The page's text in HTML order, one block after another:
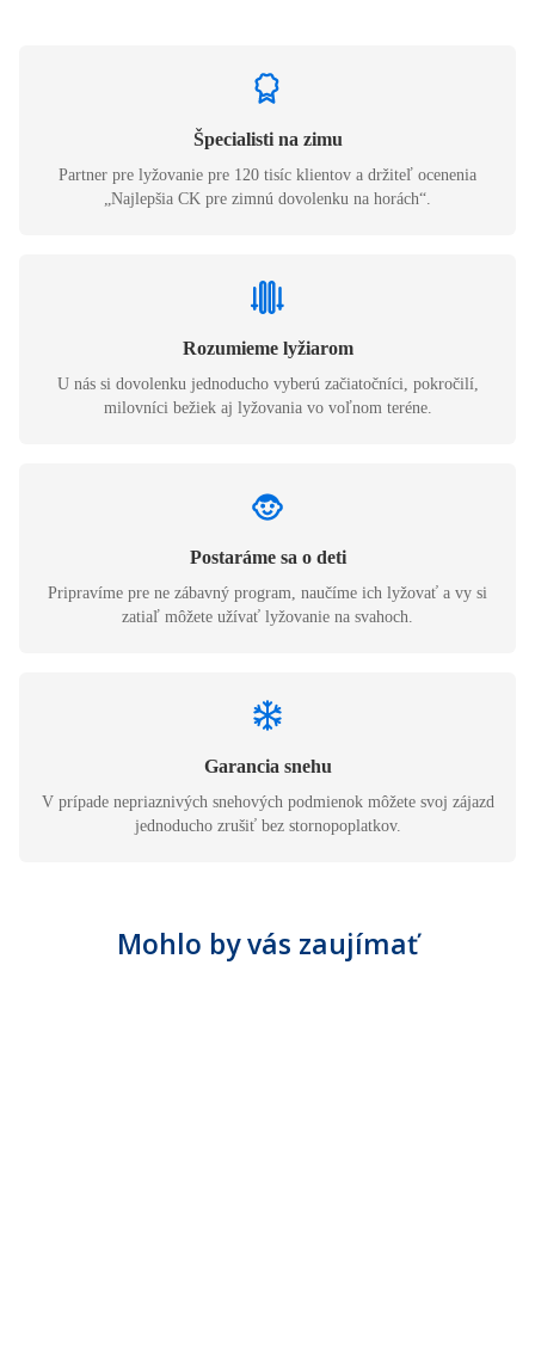
Špecialisti na zimu
Partner pre lyžovanie pre 120 tisíc klientov a držiteľ ocenenia
„Najlepšia CK pre zimnú dovolenku na horách“.
Rozumieme lyžiarom
U nás si dovolenku jednoducho vyberú začiatočníci, pokročilí,
milovníci bežiek aj lyžovania vo voľnom teréne.
Postaráme sa o deti
Pripravíme pre ne zábavný program, naučíme ich lyžovať a vy si
zatiaľ môžete užívať lyžovanie na svahoch.
Garancia snehu
V prípade nepriaznivých snehových podmienok môžete svoj zájazd
jednoducho zrušiť bez stornopoplatkov.
Mohlo by vás zaujímať